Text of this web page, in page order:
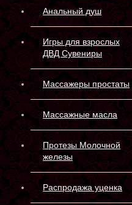
Анальный душ
Игры для взрослых
ДВД Сувениры
Массажеры простаты
Массажные масла
Протезы Молочной
железы
Распродажа уценка